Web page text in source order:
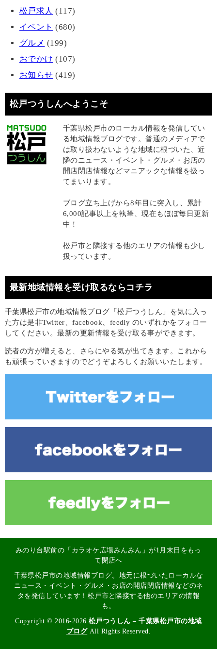
松戸求人 (117)
イベント (680)
グルメ (199)
おでかけ (107)
お知らせ (419)
松戸つうしんへようこそ
千葉県松戸市のローカル情報を発信してい
る地域情報ブログです。普通のメディアで
は取り扱わないような地域に根づいた、近
隣のニュース・イベント・グルメ・お店の
開店閉店情報などマニアックな情報を扱っ
てまいります。
ブログ立ち上げから8年目に突入し、累計
6,000記事以上を執筆、現在もほぼ毎日更新
中！
松戸市と隣接する他のエリアの情報も少し
扱っています。
最新地域情報を受け取るならコチラ
千葉県松戸市の地域情報ブログ「松戸つうしん」を気に入っ
た方は是非Twitter、facebook、feedly のいずれかをフォロー
してください。最新の更新情報を受け取る事ができます。
読者の方が増えると、さらにやる気が出てきます。これから
も頑張っていきますのでどうぞよろしくお願いいたします。
みのり台駅前の「カラオケ広場みんみん」が1月末日をもっ
て閉店へ
千葉県松戸市の地域情報ブログ。地元に根づいたローカルな
ニュース・イベント・グルメ・お店の開店閉店情報などのネ
タを発信しています！松戸市と隣接する他のエリアの情報
も。
Copyright © 2016-2026 松戸つうしん – 千葉県松戸市の地域
ブログAll Rights Reserved.